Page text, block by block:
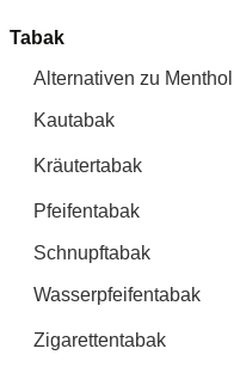
Tabak
Alternativen zu
Kautabak
Kräutertabak
Pfeifentabak
Schnupftabak
Wasserpfeifentabak
Zigarettentabak